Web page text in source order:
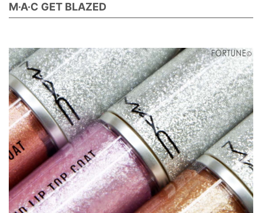
M·A·C GET BLAZED